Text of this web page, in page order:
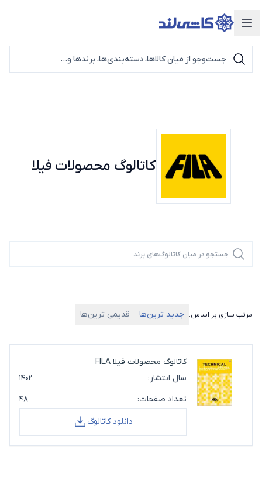
دسته‌بندی محصولات
کاتالوگ محصولاتفیلا
مرتب سازی بر اساس: جدید ترین‌ها قدیمی ترین‌ها
کاتالوگ محصولات فیلا FILA
سال انتشار:
۱۴۰۲
تعداد صفحات:
۴۸
دانلود کاتالوگ